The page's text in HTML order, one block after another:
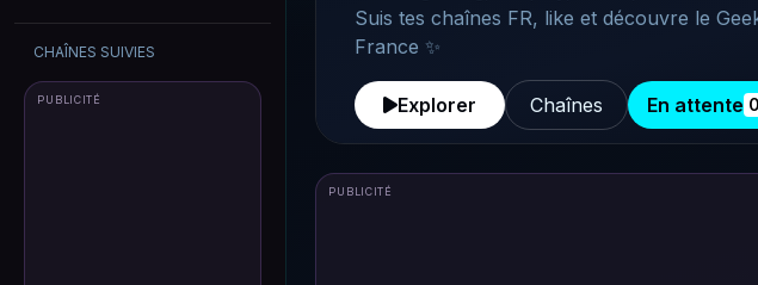
CHAÎNES SUIVIES
PUBLICITÉ
Suis tes chaînes FR, like et découvre le
France ✨
Explorer Chaînes En attente 0
PUBLICITÉ